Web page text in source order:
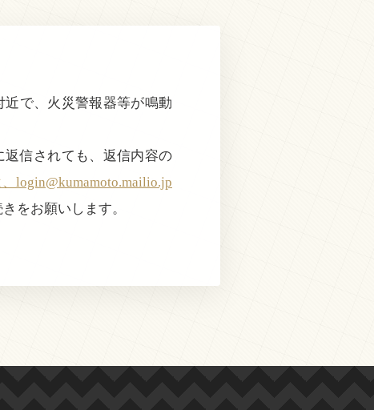
で、火災警報器等が鳴動
信されても、返信内容の
login@kumamoto.mailio.jp
をお願いします。